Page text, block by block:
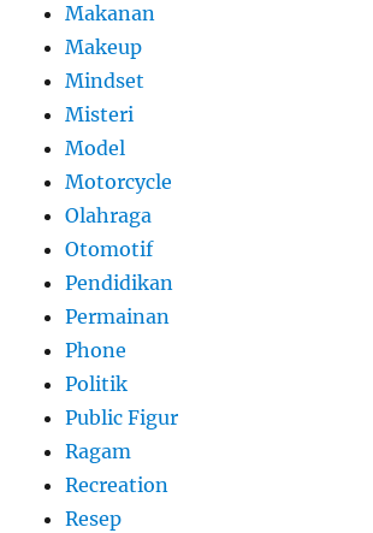
Makanan
Makeup
Mindset
Misteri
Model
Motorcycle
Olahraga
Otomotif
Pendidikan
Permainan
Phone
Politik
Public Figur
Ragam
Recreation
Resep